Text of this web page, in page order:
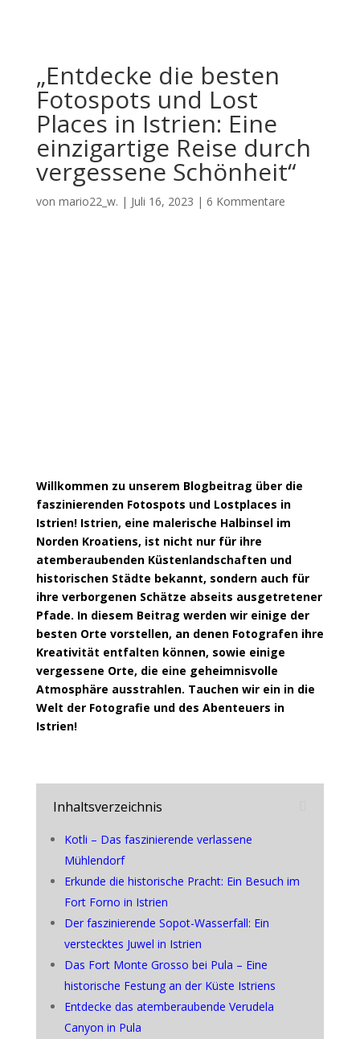
„Entdecke die besten
Fotospots und Lost
Places in Istrien: Eine
einzigartige Reise durch
vergessene Schönheit“
von mario22_w. | Juli 16, 2023 | 6 Kommentare
Willkommen zu unserem Blogbeitrag über die
faszinierenden Fotospots und Lostplaces in
Istrien! Istrien, eine malerische Halbinsel im
Norden Kroatiens, ist nicht nur für ihre
atemberaubenden Küstenlandschaften und
historischen Städte bekannt, sondern auch für
ihre verborgenen Schätze abseits ausgetretener
Pfade. In diesem Beitrag werden wir einige der
besten Orte vorstellen, an denen Fotografen ihre
Kreativität entfalten können, sowie einige
vergessene Orte, die eine geheimnisvolle
Atmosphäre ausstrahlen. Tauchen wir ein in die
Welt der Fotografie und des Abenteuers in
Istrien!
Inhaltsverzeichnis
Kotli – Das faszinierende verlassene
Mühlendorf
Erkunde die historische Pracht: Ein Besuch im
Fort Forno in Istrien
Der faszinierende Sopot-Wasserfall: Ein
verstecktes Juwel in Istrien
Das Fort Monte Grosso bei Pula – Eine
historische Festung an der Küste Istriens
Entdecke das atemberaubende Verudela
Canyon in Pula